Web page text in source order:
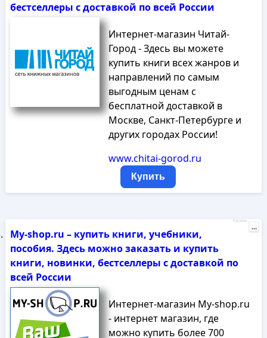
бестселлеры с доставкой по всей России
Интернет-магазин Читай-
Город - Здесь вы можете
купить книги всех жанров и
направлений по самым
выгодным ценам с
бесплатной доставкой в
Москве, Санкт-Петербурге и
других городах России!
www.chitai-gorod.ru
Купить
My-shop.ru – купить книги, учебники,
пособия. Здесь можно заказать и купить
книги, новинки, бестселлеры с доставкой по
всей России
Интернет-магазин My-shop.ru
- интернет магазин, где
можно купить более 700
Реклама
...